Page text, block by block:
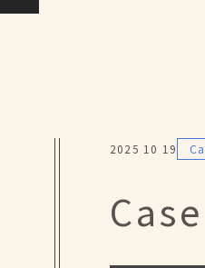
2025 10 19